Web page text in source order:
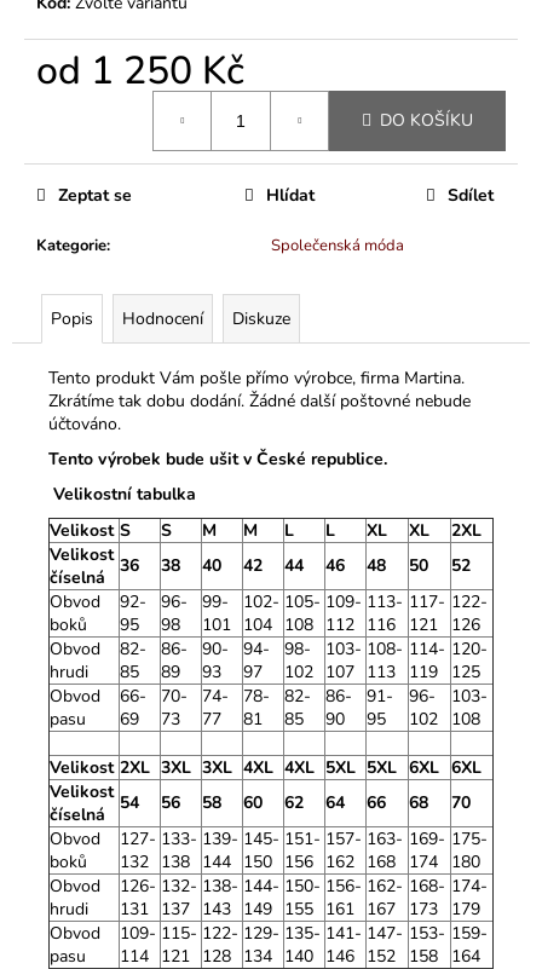
od 1 250 Kč
DO KOŠÍKU
Kategorie: Společenská móda
Zeptat se Hlídat Sdílet
Popis Hodnocení Diskuze
Tento produkt Vám pošle přímo výrobce, firma Martina.
Zkrátíme tak dobu dodání. Žádné další poštovné nebude
účtováno.
Tento výrobek bude ušit v České republice.
Velikostní tabulka
Velikost S S M M L L XL XL
2XL
Velikost
číselná
36 38 40 42 44 46 48 50
52
Obvod
boků
92-
95
96-
98
99-
101
102-
104
105-
108
109-
112
113-
116
117-
121
122-
126
Obvod
hrudi
82-
85
86-
89
90-
93
94-
97
98-
102
103-
107
108-
113
114-
119
120-
125
Obvod
pasu
66-
69
70-
73
74-
77
78-
81
82-
85
86-
90
91-
95
96-
102
103-
108
Velikost 2XL 3XL 3XL 4XL 4XL 5XL 5XL 6XL 6XL
Velikost
číselná
54 56 58 60 62 64 66 68
70
Obvod
boků
127-
132
133-
138
139-
144
145-
150
151-
156
157-
162
163-
168
169-
174
175-
180
Obvod
hrudi
126-
131
132-
137
138-
143
144-
149
150-
155
156-
161
162-
167
168-
173
174-
179
Obvod
pasu
109-
114
115-
121
122-
128
129-
134
135-
140
141-
146
147-
152
153-
158
159-
164